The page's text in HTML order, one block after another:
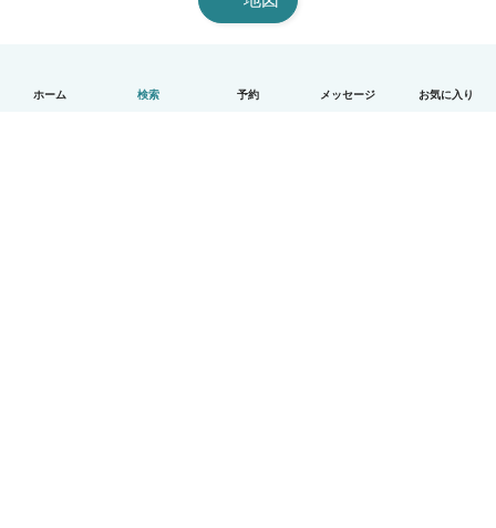
ホーム 検索 予約 メッセージ お気に入り